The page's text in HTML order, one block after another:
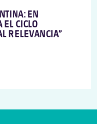
EN
EL CICLO
RELEVANCIA”